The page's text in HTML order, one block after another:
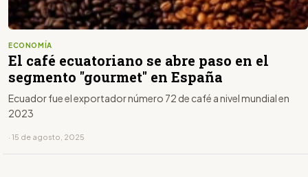
ECONOMÍA
El café ecuatoriano se abre paso en el
segmento "gourmet" en España
Ecuador fue el exportador número 72 de café a nivel mundial en
2023
· 15 de agosto, 2025